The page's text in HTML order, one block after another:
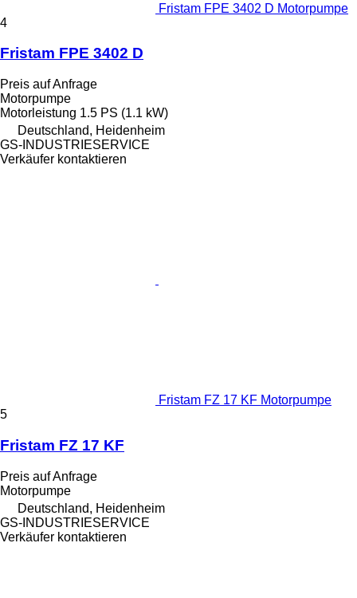
Fristam FPE 3402 D Motorpumpe
4
Fristam FPE 3402 D
Preis auf Anfrage
Motorpumpe
Motorleistung 1.5 PS (1.1 kW)
Deutschland, Heidenheim
GS-INDUSTRIESERVICE
Verkäufer kontaktieren
Fristam FZ 17 KF Motorpumpe
5
Fristam FZ 17 KF
Preis auf Anfrage
Motorpumpe
Deutschland, Heidenheim
GS-INDUSTRIESERVICE
Verkäufer kontaktieren